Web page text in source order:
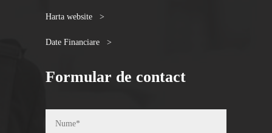
Harta website >
Date Financiare >
Formular de contact